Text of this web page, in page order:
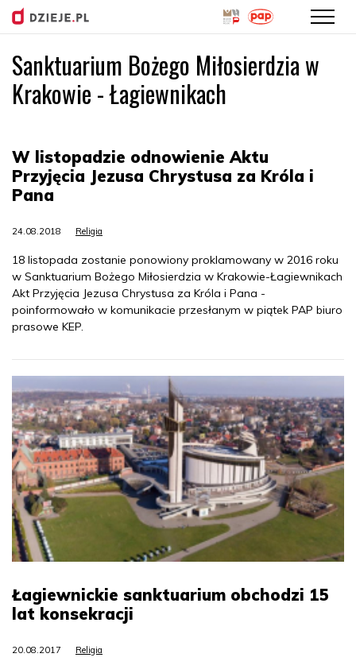
Przejdź
do
treści
Sanktuarium Bożego Miłosierdzia w
Krakowie - Łagiewnikach
W listopadzie odnowienie Aktu
Przyjęcia Jezusa Chrystusa za Króla i
Pana
24.08.2018 Religia
18 listopada zostanie ponowiony proklamowany w 2016 roku
w Sanktuarium Bożego Miłosierdzia w Krakowie-Łagiewnikach
Akt Przyjęcia Jezusa Chrystusa za Króla i Pana -
poinformowało w komunikacie przesłanym w piątek PAP biuro
prasowe KEP.
Łagiewnickie sanktuarium obchodzi 15
lat konsekracji
20.08.2017 Religia